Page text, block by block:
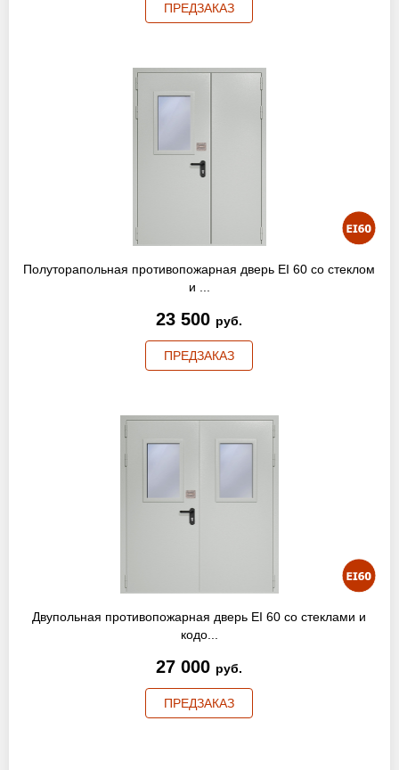
ПРЕДЗАКАЗ
Полуторапольная противопожарная дверь EI 60 со стеклом
и ...
23 500 руб.
ПРЕДЗАКАЗ
Двупольная противопожарная дверь EI 60 со стеклами и
кодо...
27 000 руб.
ПРЕДЗАКАЗ